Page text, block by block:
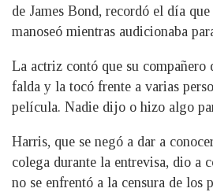
de James Bond, recordó el día
manoseó mientras audicionaba
La actriz contó que su compañero
falda y la tocó frente a varias
película. Nadie dijo o hizo algo
Harris, que se negó a dar a
colega durante la entrevisa, dio a
no se enfrentó a la censura de los